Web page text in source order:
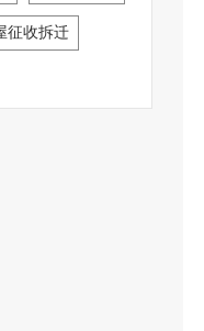
征收拆迁